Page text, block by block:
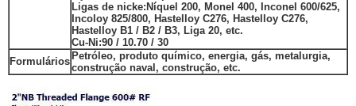
Ligas de nicke: Níquel 200, Monel 400, Inconel 600/625,
Incoloy 825/800, Hastelloy C276, Hastelloy C276,
Hastelloy B1 / B2 / B3, Liga 20, etc.
Cu-Ni:90 / 10.70 / 30
Formulários Petróleo, produto químico, energia, gás, metalurgia,
construção naval, construção, etc.